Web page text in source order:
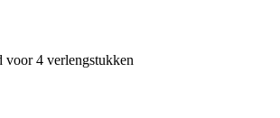
4 verlengstukken